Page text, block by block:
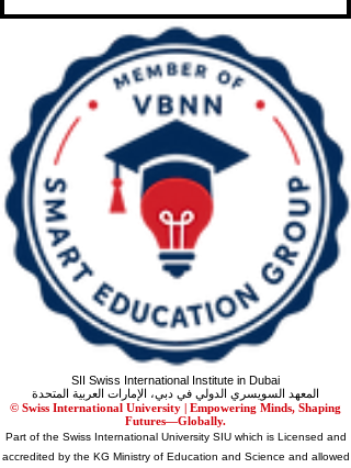
SII Swiss International Institute in Dubai
المعهد السويسري الدولي في دبي، الإمارات العربية المتحدة
© Swiss International University | ​Empowering Minds, Shaping
Futures—Globally.
Part of the Swiss International University SIU which is Licensed and
accredited by the KG Ministry of Education and Science and allowed